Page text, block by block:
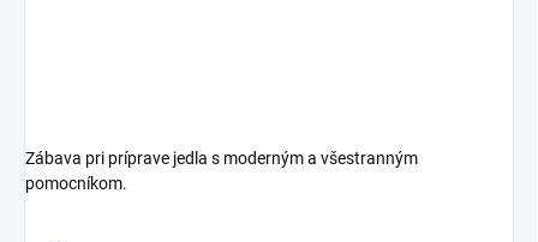
Zábava pri príprave jedla s moderným a všestranným
pomocníkom.